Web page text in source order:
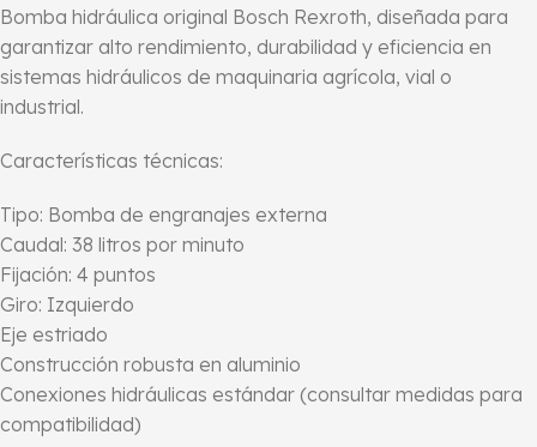
Bomba hidráulica original Bosch Rexroth, diseñada para
garantizar alto rendimiento, durabilidad y eficiencia en
sistemas hidráulicos de maquinaria agrícola, vial o
industrial.
Características técnicas:
Tipo: Bomba de engranajes externa
Caudal: 38 litros por minuto
Fijación: 4 puntos
Giro: Izquierdo
Eje estriado
Construcción robusta en aluminio
Conexiones hidráulicas estándar (consultar medidas para
compatibilidad)